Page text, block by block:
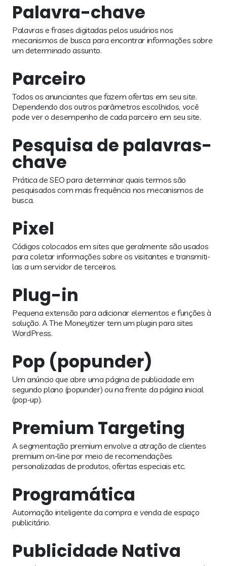
Palavra-chave
Palavras e frases digitadas pelos usuários nos
mecanismos de busca para encontrar informações sobre
um determinado assunto.
Parceiro
Todos os anunciantes que fazem ofertas em seu site.
Dependendo dos outros parâmetros escolhidos, você
pode ver o desempenho de cada parceiro em seu site.
Pesquisa de palavras-
chave
Prática de SEO para determinar quais termos são
pesquisados com mais frequência nos mecanismos de
busca.
Pixel
Códigos colocados em sites que geralmente são usados
para coletar informações sobre os visitantes e transmiti-
las a um servidor de terceiros.
Plug-in
Pequena extensão para adicionar elementos e funções à
solução. A The Moneytizer tem um plugin para sites
WordPress.
Pop (popunder)
Um anúncio que abre uma página de publicidade em
segundo plano (popunder) ou na frente da página inicial
(pop-up).
Premium Targeting
A segmentação premium envolve a atração de clientes
premium on-line por meio de recomendações
personalizadas de produtos, ofertas especiais etc.
Programática
Automação inteligente da compra e venda de espaço
publicitário.
Publicidade Nativa